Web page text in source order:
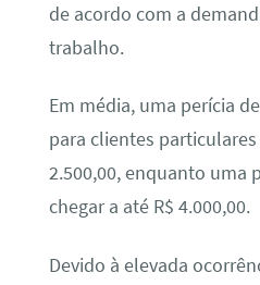
de acordo com a
trabalho.
Em média, uma perícia
para clientes particulares
2.500,00, enquanto uma
chegar a até R$ 4.000,00.
Devido à elevada